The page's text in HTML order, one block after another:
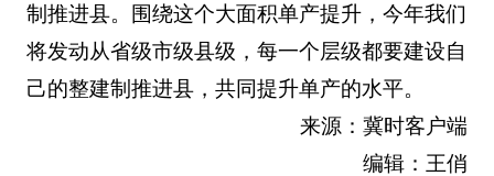
制推进县。围绕这个大面积单产提升，今年我们
将发动从省级市级县级，每一个层级都要建设自
己的整建制推进县，共同提升单产的水平。
来源：冀时客户端
编辑：王俏